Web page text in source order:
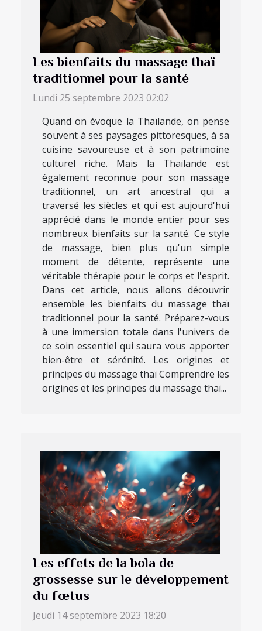
Les bienfaits du massage thaï
traditionnel pour la santé
Lundi 25 septembre 2023 02:02
Quand on évoque la Thaïlande, on pense
souvent à ses paysages pittoresques, à sa
cuisine savoureuse et à son patrimoine
culturel riche. Mais la Thaïlande est
également reconnue pour son massage
traditionnel, un art ancestral qui a
traversé les siècles et qui est aujourd'hui
apprécié dans le monde entier pour ses
nombreux bienfaits sur la santé. Ce style
de massage, bien plus qu'un simple
moment de détente, représente une
véritable thérapie pour le corps et l'esprit.
Dans cet article, nous allons découvrir
ensemble les bienfaits du massage thaï
traditionnel pour la santé. Préparez-vous
à une immersion totale dans l'univers de
ce soin essentiel qui saura vous apporter
bien-être et sérénité. Les origines et
principes du massage thaï Comprendre les
origines et les principes du massage thaï...
Les effets de la bola de
grossesse sur le développement
du fœtus
Jeudi 14 septembre 2023 18:20